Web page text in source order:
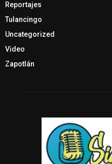
Reportajes
Tulancingo
Uncategorized
Video
Zapotlán